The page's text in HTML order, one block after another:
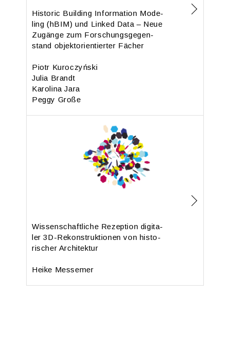
His­to­ric Buil­ding In­for­ma­ti­on Mo­de­
ling (hBIM) und Lin­ked Data – Neue
Zu­gän­ge zum For­schungs­ge­gen­
stand ob­jekt­ori­en­tier­ter Fä­cher
Piotr Kuroc­zyński
Julia Brandt
Ka­ro­li­na Jara
Peggy Große
Wis­sen­schaft­li­che Re­zep­ti­on di­gi­ta­
ler 3D-Re­kon­struk­tio­nen von his­to­
ri­scher Ar­chi­tek­tur
Heike Mes­se­mer